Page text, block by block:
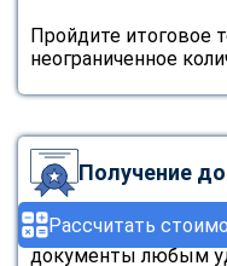
Рассчитать
Пройдите итоговое
неограниченное
Получение
Завершив обучение
документы любым